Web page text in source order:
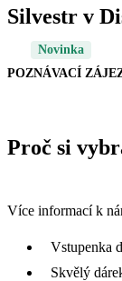
Silvestr v
Novinka
POZNÁVACÍ
Proč si
Více informací k
Vstupenka
Skvělý